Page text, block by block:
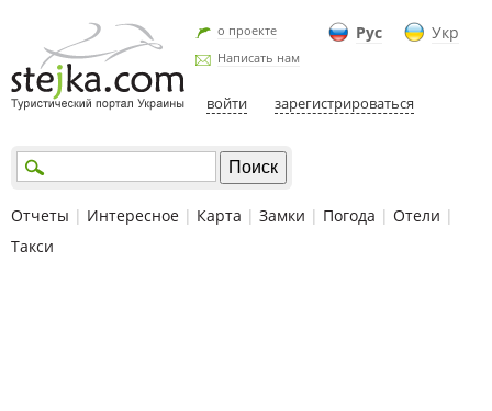
Рус Укр
о проекте
Написать нам
войти зарегистрироваться
Отчеты | Интересное | Карта | Замки | Погода | Отели |
Такси